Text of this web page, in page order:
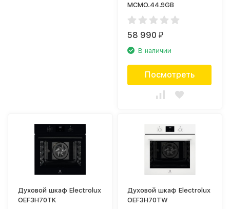
MCMO.44.9GB
58 990₽
В наличии
Посмотреть
Духовой шкаф Electrolux
OEF3H70TK
Духовой шкаф Electrolux
OEF3H70TW